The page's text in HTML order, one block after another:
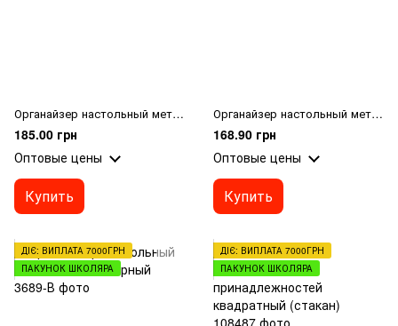
Органайзер настольный метал. "Сетка" чорный
185.00 грн
Оптовые цены
Купить
Органайзер настольный метал. "Сетка" серебро
168.90 грн
Оптовые цены
Купить
ДІЄ: ВИПЛАТА 7000ГРН
ПАКУНОК ШКОЛЯРА
ДІЄ: ВИПЛАТА 7000ГРН
ПАКУНОК ШКОЛЯРА